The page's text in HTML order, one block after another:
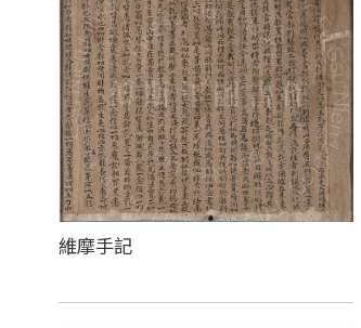
維摩手記